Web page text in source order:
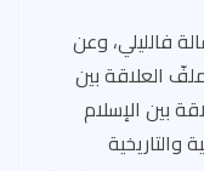
فالليلي، وعن
العلاقة بين
بين الإسلام
والتاريخية